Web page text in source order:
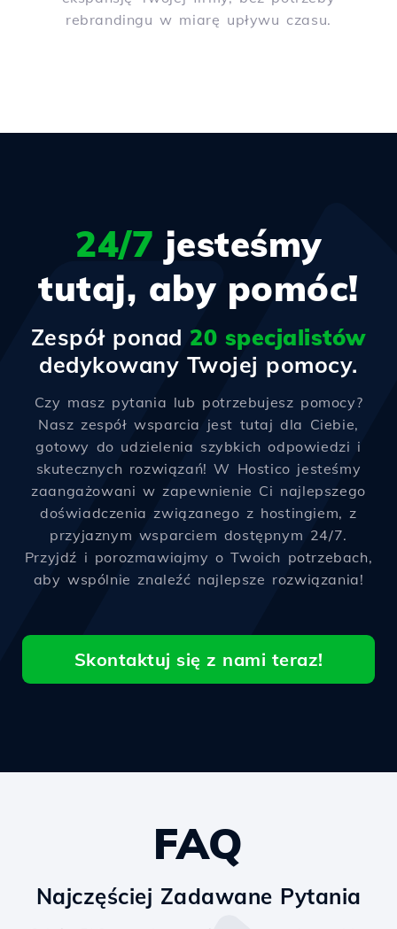
rebrandingu w miarę upływu czasu.
24/7 jesteśmy
tutaj, aby pomóc!
Zespół ponad 20 specjalistów
dedykowany Twojej pomocy.
Czy masz pytania lub potrzebujesz pomocy?
Nasz zespół wsparcia jest tutaj dla Ciebie,
gotowy do udzielenia szybkich odpowiedzi i
skutecznych rozwiązań! W Hostico jesteśmy
zaangażowani w zapewnienie Ci najlepszego
doświadczenia związanego z hostingiem, z
przyjaznym wsparciem dostępnym 24/7.
Przyjdź i porozmawiajmy o Twoich potrzebach,
aby wspólnie znaleźć najlepsze rozwiązania!
Skontaktuj się z nami teraz!
FAQ
Najczęściej Zadawane Pytania